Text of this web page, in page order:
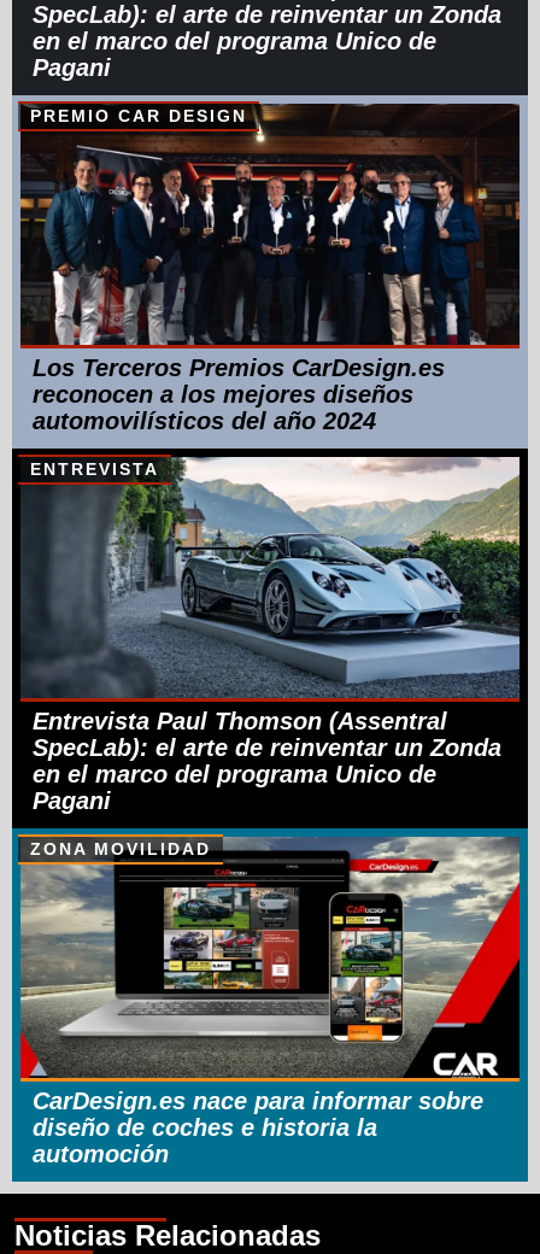
SpecLab): el arte de reinventar un Zonda
en el marco del programa Unico de
Pagani
PREMIO CAR DESIGN
Los Terceros Premios CarDesign.es
reconocen a los mejores diseños
automovilísticos del año 2024
ENTREVISTA
Entrevista Paul Thomson (Assentral
SpecLab): el arte de reinventar un Zonda
en el marco del programa Unico de
Pagani
ZONA MOVILIDAD
CarDesign.es nace para informar sobre
diseño de coches e historia la
automoción
Noticias Relacionadas